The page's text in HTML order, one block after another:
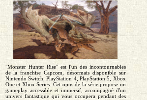
"Monster Hunter Rise" est l'un des incontournables
de la franchise Capcom, désormais disponible sur
Nintendo Switch, PlayStation 4, PlayStation 5, Xbox
One et Xbox Series. Cet opus de la série propose un
gameplay accessible et immersif, accompagné d'un
univers fantastique qui vous occupera pendant des